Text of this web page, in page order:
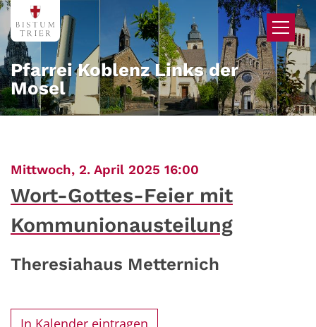
Zum Inhalt springen
Pfarrei Koblenz Links der
Mosel
Mittwoch, 2. April 2025 16:00
Wort-Gottes-Feier mit
Kommunionausteilung
Theresiahaus Metternich
In Kalender eintragen